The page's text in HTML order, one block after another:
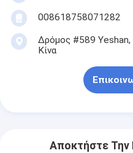
008618758071282
Δρόμος #589 Yeshan,
Κίνα
Αποκτήστε Την